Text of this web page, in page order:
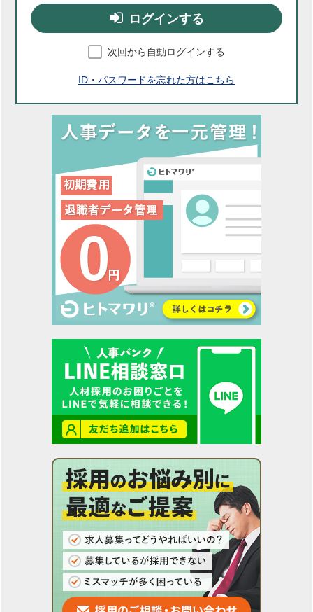
ログインする
次回から自動ログインする
ID・パスワードを忘れた方はこちら